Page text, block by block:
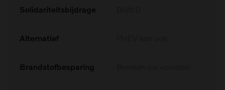
Solidariteitsbijdrage
Alternatief
Brandstofbesparing